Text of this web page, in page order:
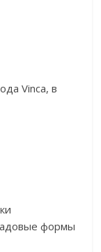
Vinca, в
формы